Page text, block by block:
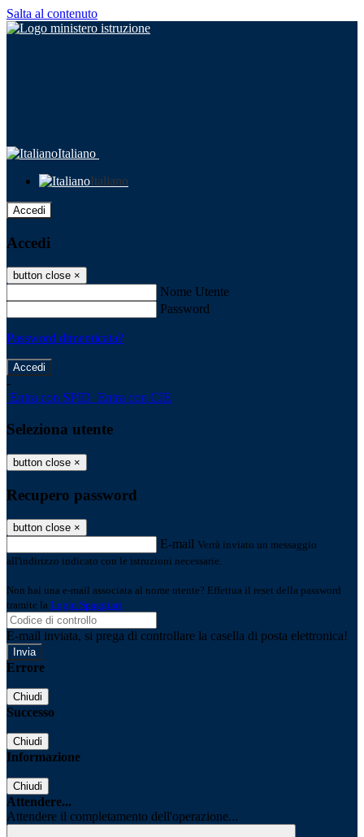
Salta al contenuto
Italiano
Italiano
Accedi
Accedi
button close ×
Nome Utente
Password
Password dimenticata?
-
Entra con SPID Entra con CIE
Seleziona utente
button close ×
Recupero password
button close ×
E-mail Verrà inviato un messaggio
all'indirizzo indicato con le istruzioni necessarie.
Non hai una e-mail associata al nome utente? Effettua il reset della password
tramite la Login Spaggiari
E-mail inviata, si prega di controllare la casella di posta elettronica!
Errore
Chiudi
Successo
Chiudi
Informazione
Chiudi
Attendere...
Attendere il completamento dell'operazione...